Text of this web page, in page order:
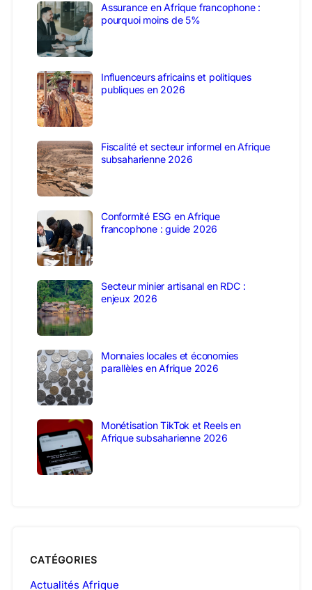
Assurance en Afrique francophone :
pourquoi moins de 5%
Influenceurs africains et politiques
publiques en 2026
Fiscalité et secteur informel en Afrique
subsaharienne 2026
Conformité ESG en Afrique
francophone : guide 2026
Secteur minier artisanal en RDC :
enjeux 2026
Monnaies locales et économies
parallèles en Afrique 2026
Monétisation TikTok et Reels en
Afrique subsaharienne 2026
CATÉGORIES
Actualités Afrique